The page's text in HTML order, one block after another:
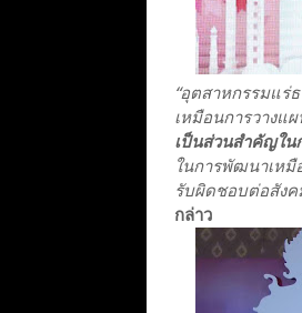
“อุตสาหกรรมแร่
เหมือนการวางแ
เป็นส่วนสำคัญใ
ในการพัฒนาเห
รับผิดชอบต่อสังค
กล่าว